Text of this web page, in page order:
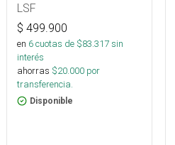
LSF
$ 499.900
en 6cuotas de $83.317sin
interés
ahorras $20.000 por
transferencia.
Disponible